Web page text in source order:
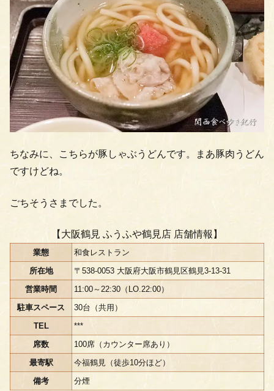
ちなみに、こちらが豚しゃぶうどんです。まあ豚肉うどん
ですけどね。
ごちそうさまでした。
【大阪鶴見 ふうふや鶴見店 店舗情報】
業態
和食レストラン
所在地
〒538-0053 大阪府大阪市鶴見区鶴見3-13-31
営業時間
11:00～22:30（LO.22:00）
駐車スペース
30台（共用）
TEL
***
席数
100席（カウンター席あり）
最寄駅
今福鶴見（徒歩10分ほど）
備考
分煙